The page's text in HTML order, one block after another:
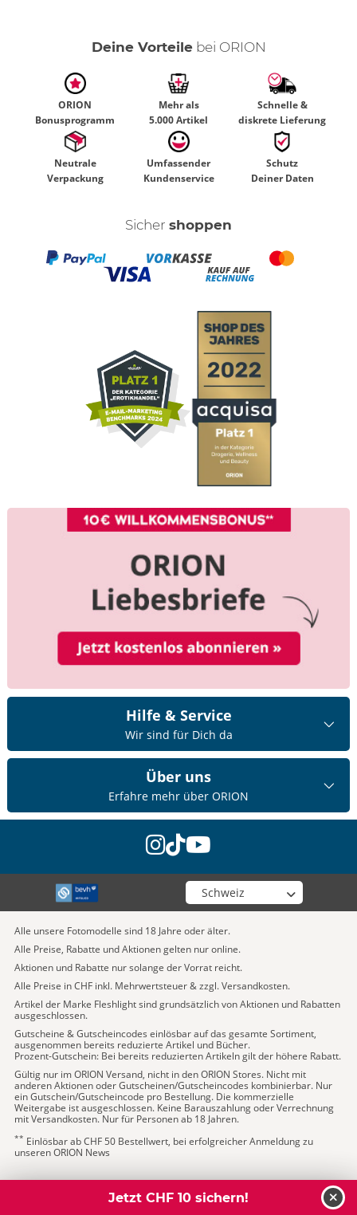
Deine Vorteilebei ORION
ORION
Bonusprogramm
Mehr als
5.000 Artikel
Schnelle &
diskrete Lieferung
Neutrale
Verpackung
Umfassender
Kundenservice
Schutz
Deiner Daten
Sicher shoppen
Hilfe & Service
Wir sind für Dich da
Über uns
Erfahre mehr über ORION
instagram
tiktok
youtube
Wähle deinen Shop
Alle unsere Fotomodelle sind 18 Jahre oder älter.
Alle Preise, Rabatte und Aktionen gelten nur online.
Aktionen und Rabatte nur solange der Vorrat reicht.
Alle Preise in CHF inkl. Mehrwertsteuer & zzgl. Versandkosten.
Artikel der Marke Fleshlight sind grundsätzlich von Aktionen und Rabatten
ausgeschlossen.
Gutscheine & Gutscheincodes einlösbar auf das gesamte Sortiment,
ausgenommen bereits reduzierte Artikel und Bücher.
Prozent-Gutschein: Bei bereits reduzierten Artikeln gilt der höhere Rabatt.
Gültig nur im ORION Versand, nicht in den ORION Stores. Nicht mit
anderen Aktionen oder Gutscheinen/Gutscheincodes kombinierbar. Nur
ein Gutschein/Gutscheincode pro Bestellung. Die kommerzielle
Weitergabe ist ausgeschlossen. Keine Barauszahlung oder Verrechnung
mit Versandkosten. Nur für Personen ab 18 Jahren.
** Einlösbar ab CHF 50 Bestellwert, bei erfolgreicher Anmeldung zu
unseren ORION News
Jetzt CHF 10 sichern!